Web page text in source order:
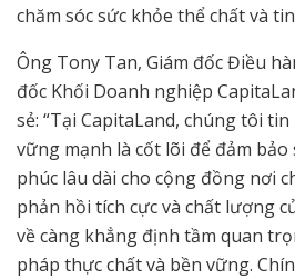
chăm sóc sức khỏe thể chất và
Ông Tony Tan, Giám đốc Điều
đốc Khối Doanh nghiệp
sẻ: “Tại CapitaLand, chúng tôi
vững mạnh là cốt lõi để đảm
phúc lâu dài cho cộng đồng nơi
phản hồi tích cực và chất lượng
về càng khẳng định tầm quan
pháp thực chất và bền vững.